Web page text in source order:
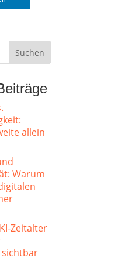
allein
Warum
Zeitalter